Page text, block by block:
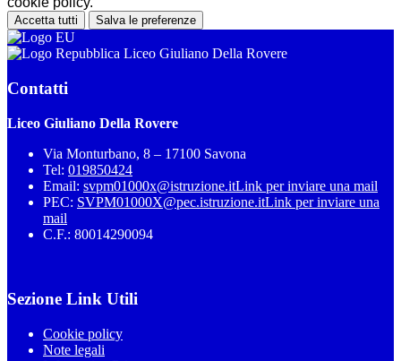
Accetta tutti Salva le preferenze
Liceo Giuliano Della Rovere
Contatti
Liceo Giuliano Della Rovere
Via Monturbano, 8 – 17100 Savona
Tel: 019850424
Email: svpm01000x@istruzione.itLink per inviare una mail
PEC: SVPM01000X@pec.istruzione.itLink per inviare una
mail
C.F.: 80014290094
Sezione Link Utili
Cookie policy
Note legali